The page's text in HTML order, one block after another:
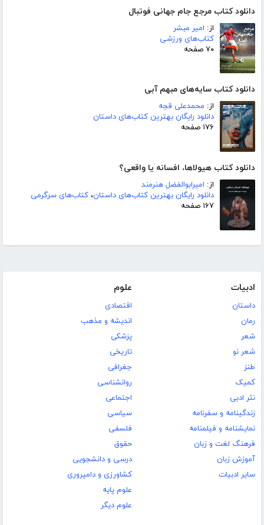
دانلود کتاب مرجع جام جهانی فوتبال
از: امیر مبشر
کتاب‌های ورزشی
۷۰ صفحه
دانلود کتاب سایه‌های مبهم آبی
از: محمدعلی قجه
دانلود رایگان بهترین کتاب‌های داستان
۱۷۶ صفحه
دانلود کتاب هیولاها، افسانه یا واقعی؟
از: امیرابوالفضل هنرمند
دانلود رایگان بهترین کتاب‌های داستان، کتاب‌های سرگرمی
۱۶۷ صفحه
ادبیات
داستان
رمان
شعر
شعر نو
طنز
کمیک
نثر ادبی
زندگینامه و سفرنامه
نمایشنامه و فیلمنامه
فرهنگ لغت و زبان
آموزش زبان
سایر ادبیات
علوم
اقتصادی
اندیشه و مذهب
پزشکی
تاریخی
جغرافی
روانشناسی
اجتماعی
سیاسی
فلسفی
حقوق
درسی و دانشجویی
کشاورزی و دامپروری
علوم پایه
علوم دیگر